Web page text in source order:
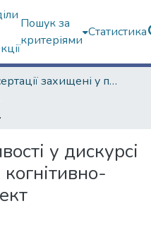
Пошук за
критеріями
Статистика
Дисертації захищені у постійних радах
у дискурсі